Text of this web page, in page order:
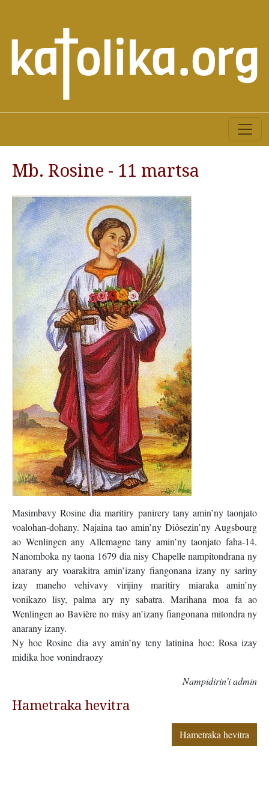
Mb. Rosine - 11 martsa
Masimbavy Rosine dia maritiry panirery tany amin’ny taonjato
voalohan-dohany. Najaina tao amin’ny Diôsezin’ny Augsbourg
ao Wenlingen any Allemagne tany amin’ny taonjato faha-14.
Nanomboka ny taona 1679 dia nisy Chapelle nampitondrana ny
anarany ary voarakitra amin’izany fiangonana izany ny sariny
izay maneho vehivavy virijiny maritiry miaraka amin’ny
vonikazo lisy, palma ary ny sabatra. Marihana moa fa ao
Wenlingen ao Bavière no misy an’izany fiangonana mitondra ny
anarany izany.
Ny hoe Rosine dia avy amin’ny teny latinina hoe: Rosa izay
midika hoe vonindraozy
Nampidirin'i admin
Hametraka hevitra
Hametraka hevitra